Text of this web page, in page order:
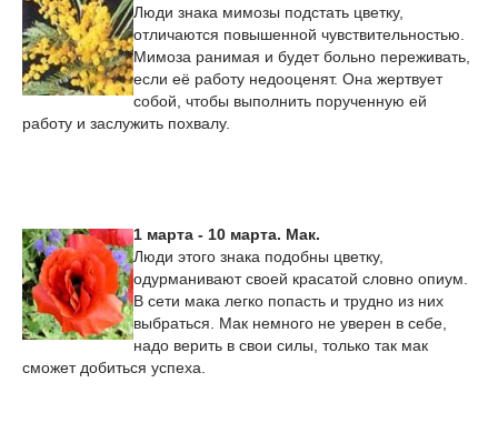
Люди знака мимозы подстать цветку,
отличаются повышенной чувствительностью.
Мимоза ранимая и будет больно переживать,
если её работу недооценят. Она жертвует
собой, чтобы выполнить порученную ей
работу и заслужить похвалу.
1 марта - 10 марта. Мак.
Люди этого знака подобны цветку,
одурманивают своей красатой словно опиум.
В сети мака легко попасть и трудно из них
выбраться. Мак немного не уверен в себе,
надо верить в свои силы, только так мак
сможет добиться успеха.